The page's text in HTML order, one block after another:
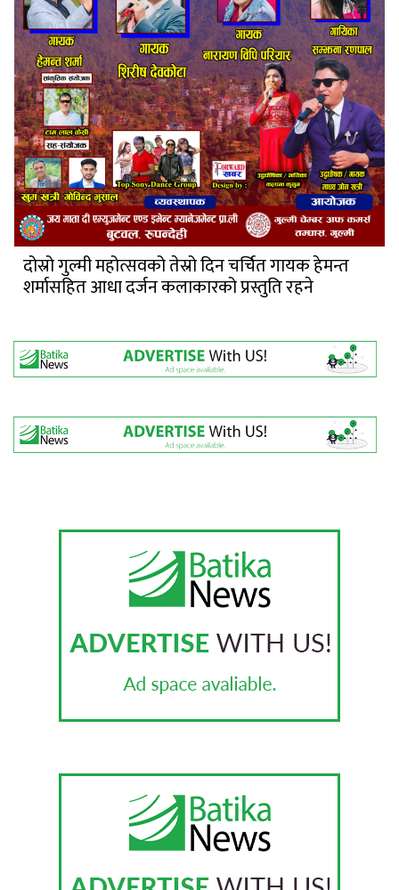
दोस्रो गुल्मी महोत्सवको तेस्रो दिन चर्चित गायक हेमन्त
शर्मासहित आधा दर्जन कलाकारको प्रस्तुति रहने